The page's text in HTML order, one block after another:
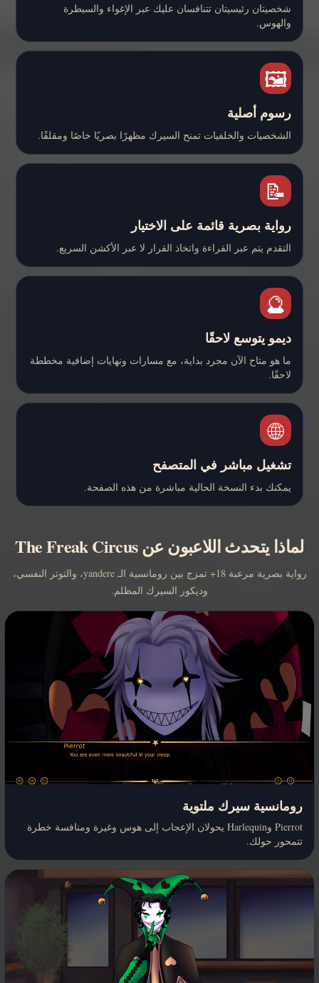
شخصيتان رئيسيتان تتنافسان عليك عبر الإغواء والسيطرة
والهوس.
🖼️
رسوم أصلية
الشخصيات والخلفيات تمنح السيرك مظهرًا بصريًا خاصًا ومقلقًا.
📝
رواية بصرية قائمة على الاختيار
التقدم يتم عبر القراءة واتخاذ القرار لا عبر الأكشن السريع.
🔮
ديمو يتوسع لاحقًا
ما هو متاح الآن مجرد بداية، مع مسارات ونهايات إضافية مخططة
لاحقًا.
🌐
تشغيل مباشر في المتصفح
يمكنك بدء النسخة الحالية مباشرة من هذه الصفحة.
لماذا يتحدث اللاعبون عن The Freak Circus
رواية بصرية مرعبة 18+ تمزج بين رومانسية الـ yandere، والتوتر النفسي،
وديكور السيرك المظلم.
رومانسية سيرك ملتوية
Pierrot وHarlequin يحولان الإعجاب إلى هوس وغيرة ومنافسة خطرة
تتمحور حولك.